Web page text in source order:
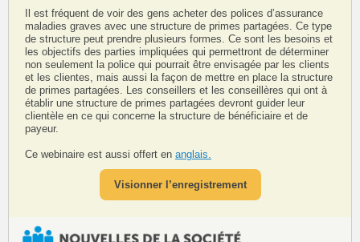
Il est fréquent de voir des gens acheter des polices d’assurance
maladies graves avec une structure de primes partagées. Ce type
de structure peut prendre plusieurs formes. Ce sont les besoins et
les objectifs des parties impliquées qui permettront de déterminer
non seulement la police qui pourrait être envisagée par les clients
et les clientes, mais aussi la façon de mettre en place la structure
de primes partagées. Les conseillers et les conseillères qui ont à
établir une structure de primes partagées devront guider leur
clientèle en ce qui concerne la structure de bénéficiaire et de
payeur.
Ce webinaire est aussi offert en anglais.
Visionner l’enregistrement